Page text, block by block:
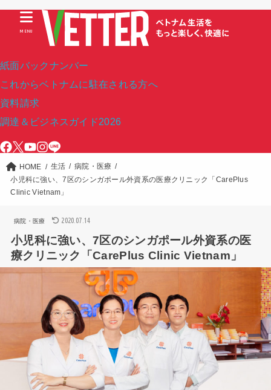
紙面バックナンバー
これからベトナムに駐在される方へ
資料請求
調達＆ビジネスガイド2026
MENU
HOME 生活
病院・医療
小児科に強い、7区のシンガポール外資系の医療クリニック「CarePlus
Clinic Vietnam」
病院・医療 2020.07.14
小児科に強い、7区のシンガポール外資系の医
療クリニック「CarePlus Clinic Vietnam」